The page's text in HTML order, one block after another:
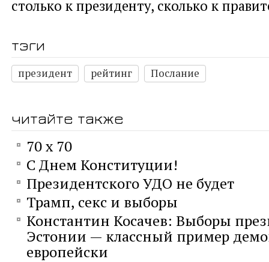
столько к президенту, сколько к
тэги
президент рейтинг Послание
читайте также
70 х 70
С Днем Конституции!
Президентского УДО не будет
Трамп, секс и выборы
Константин Косачев: Выборы
Эстонии — классный пример
европейски